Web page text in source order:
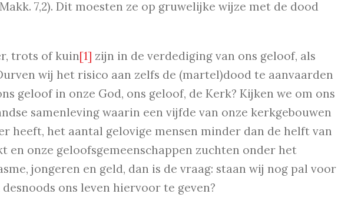
7,2). Dit moesten ze op gruwelijke wijze met de dood
trots of kuin[1] zijn in de verdediging van ons geloof, als
wij het risico aan zelfs de (martel)dood te aanvaarden
geloof in onze God, ons geloof, de Kerk? Kijken we om ons
samenleving waarin een vijfde van onze kerkgebouwen
heeft, het aantal gelovige mensen minder dan de helft van
en onze geloofsgemeenschappen zuchten onder het
jongeren en geld, dan is de vraag: staan wij nog pal voor
ons leven hiervoor te geven?